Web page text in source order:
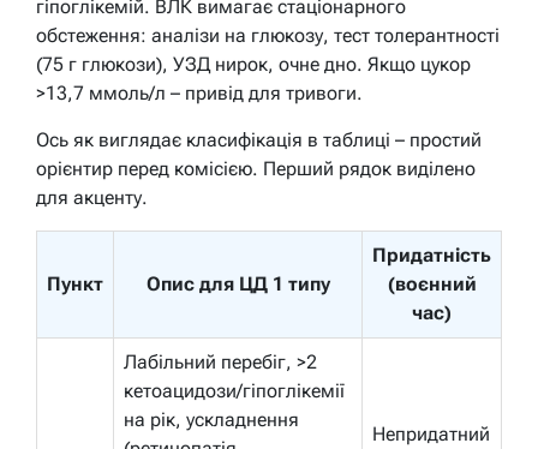
гіпоглікемій. ВЛК вимагає стаціонарного
обстеження: аналізи на глюкозу, тест толерантності
(75 г глюкози), УЗД нирок, очне дно. Якщо цукор
>13,7 ммоль/л – привід для тривоги.
Ось як виглядає класифікація в таблиці – простий
орієнтир перед комісією. Перший рядок виділено
для акценту.
Пункт Опис для ЦД 1 типу
Придатність
(воєнний
час)
Лабільний перебіг, >2
кетоацидози/гіпоглікемії
на рік, ускладнення
Непридатний